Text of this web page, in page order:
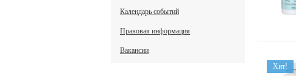
Календарь событий
Правовая информация
Вакансии
Хит!